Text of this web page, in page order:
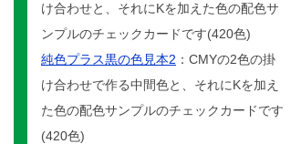
け合わせと、それにKを加えた色の配色サ
ンプルのチェックカードです(420色)
純色プラス黒の色見本2 ：CMYの2色の掛
け合わせで作る中間色と、それにKを加え
た色の配色サンプルのチェックカードです
(420色)